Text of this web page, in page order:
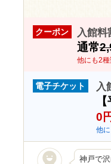
クーポン 入館料
通常
他にも2
電子チケット 入
0
他
神戸で